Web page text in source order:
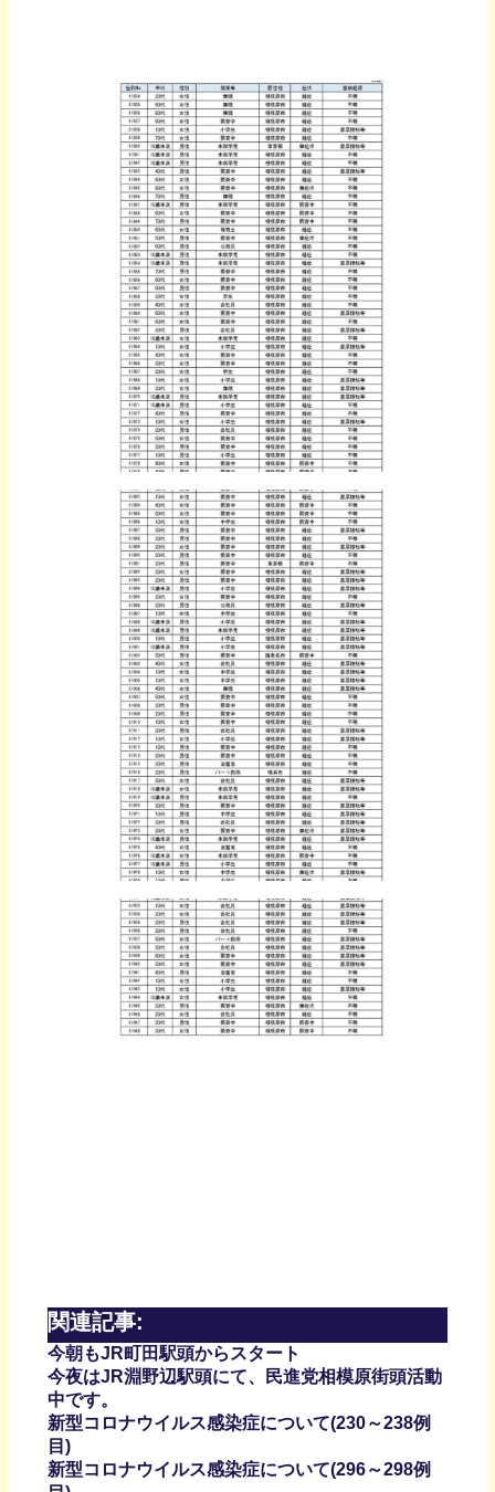
関連記事:
今朝もJR町田駅頭からスタート
今夜はJR淵野辺駅頭にて、民進党相模原街頭活動
中です。
新型コロナウイルス感染症について(230～238例
目)
新型コロナウイルス感染症について(296～298例